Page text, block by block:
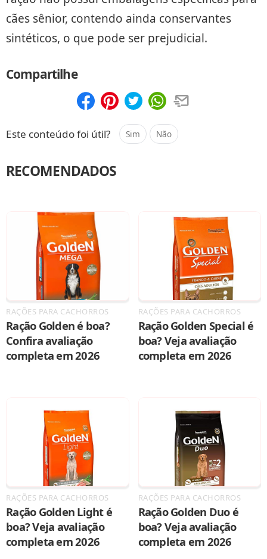
cães sênior, contendo ainda conservantes
sintéticos, o que pode ser prejudicial.
Compartilhe
Este conteúdo foi útil? Sim Não
RECOMENDADOS
RAÇÕES PARA CACHORROS
Ração Golden é boa?
Confira avaliação
completa em 2026
RAÇÕES PARA CACHORROS
Ração Golden Special é
boa? Veja avaliação
completa em 2026
RAÇÕES PARA CACHORROS
Ração Golden Light é
boa? Veja avaliação
completa em 2026
RAÇÕES PARA CACHORROS
Ração Golden Duo é
boa? Veja avaliação
completa em 2026